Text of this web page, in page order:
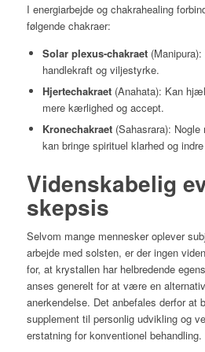
I energiarbejde og chakrahealing
følgende chakraer:
Solar plexus-chakraet(Manipura):
handlekraft og viljestyrke.
Hjertechakraet(Anahata): Kan
mere kærlighed og accept.
Kronechakraet(Sahasrara): Nogle
kan bringe spirituel klarhed og
Videnskabelig
skepsis
Selvom mange mennesker oplever
arbejde med solsten, er der ingen
for, at krystallen har helbredende
anses generelt for at være en
anerkendelse. Det anbefales derfor at
supplement til personlig udvikling og
erstatning for konventionel behandling.